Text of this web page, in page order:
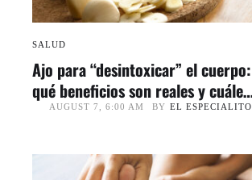
SALUD
Ajo para “desintoxicar” el cuerpo:
qué beneficios son reales y cuáles
son mito
AUGUST 7, 6:00 AM BY EL ESPECIALITO